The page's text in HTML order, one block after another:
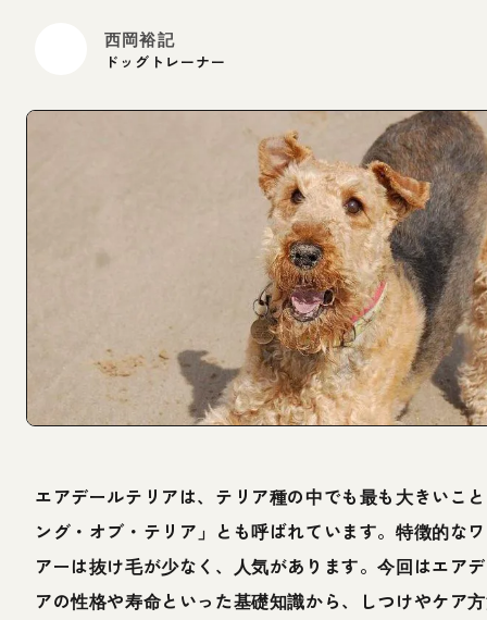
西岡裕記
ドッグトレーナー
エアデールテリアは、テリア種の中でも最も大きいこ
ング・オブ・テリア」とも呼ばれています。特徴的な
アーは抜け毛が少なく、人気があります。今回はエア
アの性格や寿命といった基礎知識から、しつけやケア